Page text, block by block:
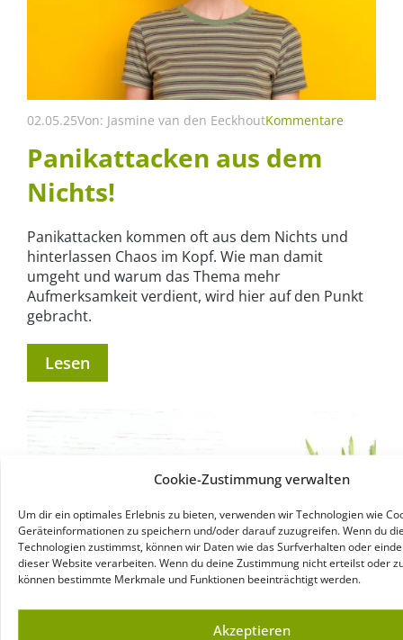
Cookie-Zustimmung verwalten
Um dir ein optimales Erlebnis zu bieten, verwenden wir Technologien wie
Geräteinformationen zu speichern und/oder darauf zuzugreifen. Wenn du
Technologien zustimmst, können wir Daten wie das Surfverhalten oder
dieser Website verarbeiten. Wenn du deine Zustimmung nicht erteilst oder
können bestimmte Merkmale und Funktionen beeinträchtigt werden.
Akzeptieren
02.05.25Von: Jasmine van den EeckhoutKommentare
Panikattacken aus dem
Nichts!
Panikattacken kommen oft aus dem Nichts und
hinterlassen Chaos im Kopf. Wie man damit
umgeht und warum das Thema mehr
Aufmerksamkeit verdient, wird hier auf den Punkt
gebracht.
Lesen